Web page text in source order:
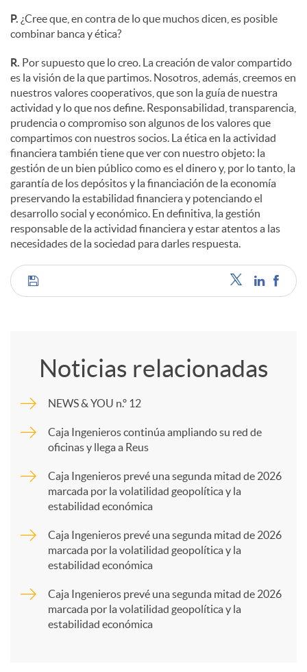
P. ¿Cree que, en contra de lo que muchos dicen, es posible
combinar banca y ética?
R. Por supuesto que lo creo. La creación de valor compartido
es la visión de la que partimos. Nosotros, además, creemos en
nuestros valores cooperativos, que son la guía de nuestra
actividad y lo que nos define. Responsabilidad, transparencia,
prudencia o compromiso son algunos de los valores que
compartimos con nuestros socios. La ética en la actividad
financiera también tiene que ver con nuestro objeto: la
gestión de un bien público como es el dinero y, por lo tanto, la
garantía de los depósitos y la financiación de la economía
preservando la estabilidad financiera y potenciando el
desarrollo social y económico. En definitiva, la gestión
responsable de la actividad financiera y estar atentos a las
necesidades de la sociedad para darles respuesta.
C
m
p
a
Noticias relacionadas
NEWS & YOU n.º 12
Caja Ingenieros continúa ampliando su red de
oficinas y llega a Reus
Caja Ingenieros prevé una segunda mitad de 2026
marcada por la volatilidad geopolítica y la
estabilidad económica
Caja Ingenieros prevé una segunda mitad de 2026
marcada por la volatilidad geopolítica y la
estabilidad económica
Caja Ingenieros prevé una segunda mitad de 2026
marcada por la volatilidad geopolítica y la
estabilidad económica